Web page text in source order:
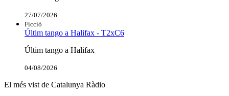
27/07/2026
Ficció
Últim tango a Halifax - T2xC6
Últim tango a Halifax
04/08/2026
El més vist de Catalunya Ràdio